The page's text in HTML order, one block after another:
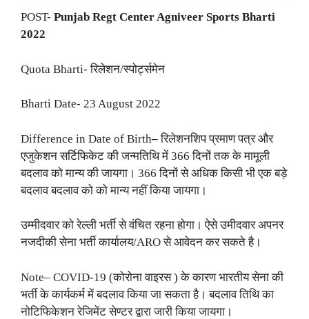
POST- Punjab Regt Center Agniveer Sports Bharti
2022
Quota Bharti- रिलेशन/स्पोर्ट्समेन
Bharti Date- 23 August 2022
Difference in Date of Birth–रिलेशनशिप प्रमाण पत्र और
एजुकेशन सर्टिफिकेट की जन्मतिथि में 366 दिनों तक के मामूली
बदलाव को मान्य की जायगा। 366 दिनों से अधिक किसी भी एक बड़े
बदलाव बदलाव को को मान्य नहीं किया जायगा।
उम्मीदवार को रेल्ली भर्ती से वंचित रहना होगा। ऐसे उमीदवार अपनर
नजदीकी सेना भर्ती कार्यालय/ARO से आवेदन कर सकते है।
Note– COVID-19 (कोरोना वाइरस ) के कारण भारतीय सेना की
भर्ती के कार्यकर्म में बदलाव किया जा सकता है। बदलाव तिथि का
नोटिफिकेशन रेजिमेंट सेण्टर द्वारा जारी किया जायगा।